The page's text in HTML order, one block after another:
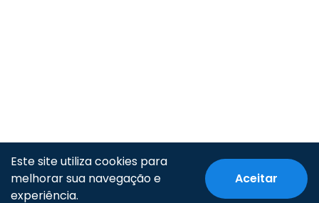
© Todos os direitos reservados.
Este site utiliza cookies para
melhorar sua navegação e
experiência.
Aceitar